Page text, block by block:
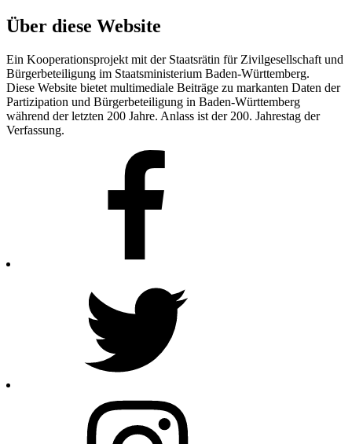
Über diese Website
Ein Kooperationsprojekt mit der Staatsrätin für Zivilgesellschaft und
Bürgerbeteiligung im Staatsministerium Baden-Württemberg.
Diese Website bietet multimediale Beiträge zu markanten Daten der
Partizipation und Bürgerbeteiligung in Baden-Württemberg
während der letzten 200 Jahre. Anlass ist der 200. Jahrestag der
Verfassung.